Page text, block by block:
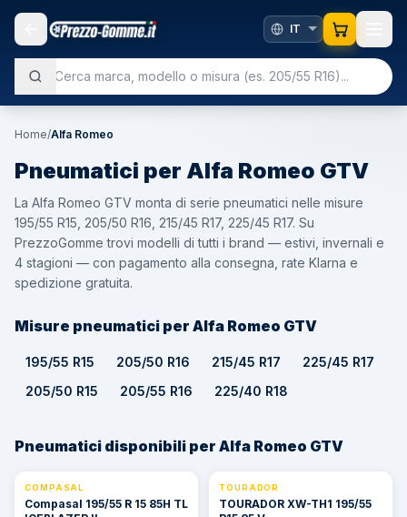
Home/Alfa Romeo
Pneumatici per Alfa Romeo GTV
La Alfa Romeo GTV monta di serie pneumatici nelle misure
195/55 R15, 205/50 R16, 215/45 R17, 225/45 R17. Su
PrezzoGomme trovi modelli di tutti i brand — estivi, invernali e
4 stagioni — con pagamento alla consegna, rate Klarna e
spedizione gratuita.
Misure pneumatici per Alfa Romeo GTV
195/55 R15 205/50 R16 215/45 R17
225/45 R17
205/50 R15
205/55 R16 225/40 R18
Pneumatici disponibili per Alfa Romeo GTV
COMPASAL
Compasal 195/55 R 15 85H TL
TOURADOR
TOURADOR XW-TH1 195/55